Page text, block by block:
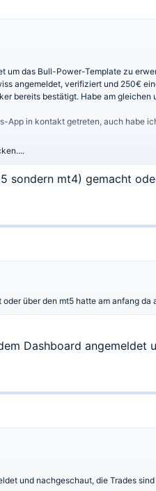
um das Bull-Power-Template zu
angemeldet, verifiziert und 250€
bereits bestätigt. Habe am gleichen
App in kontakt getreten, auch habe
sondern mt4) gemacht
über den mt5 hatte am anfang da
Dashboard angemeldet
und nachgeschaut, die Trades